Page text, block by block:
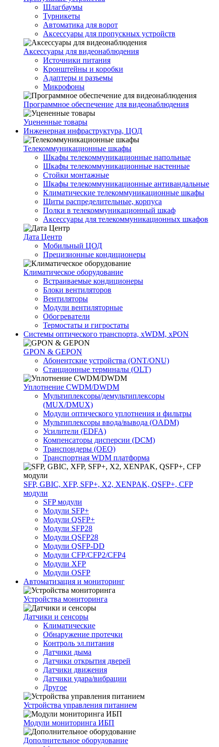
Шлагбаумы
Турникеты
Автоматика для ворот
Аксессуары для пропускных устройств
Аксессуары для видеонаблюдения
Источники питания
Кронштейны и коробки
Адаптеры и разъемы
Микрофоны
Программное обеспечение для видеонаблюдения
Уцененные товары
Инженерная инфраструктура, ЦОД
Телекоммуникационные шкафы
Шкафы телекоммуникационные напольные
Шкафы телекоммуникационные настенные
Стойки монтажные
Шкафы телекоммуникационные антивандальные
Климатические телекоммуникационные шкафы
Щиты распределительные, корпуса
Полки в телекоммуникационный шкаф
Аксессуары для телекоммуникационных шкафов
Дата Центр
Мобильный ЦОД
Прецизионные кондиционеры
Климатичeское оборудование
Встраиваемые кондиционеры
Блоки вентиляторов
Вентиляторы
Модули вентиляторные
Обогреватели
Термостаты и гигростаты
Системы оптического транспорта, xWDM, xPON
GPON & GEPON
Абонентские устройства (ONT/ONU)
Станционные терминалы (OLT)
Уплотнение CWDM/DWDM
Мультиплексоры/демультиплексоры
(MUX/DMUX)
Модули оптического уплотнения и фильтры
Мультиплексоры ввода/вывода (OADM)
Усилители (EDFA)
Компенсаторы дисперсии (DCM)
Транспондеры (OEO)
Транспортная WDM платформа
SFP, GBIC, XFP, SFP+, X2, XENPAK, QSFP+, CFP
модули
SFP модули
Модули SFP+
Модули QSFP+
Модули SFP28
Модули QSFP28
Модули QSFP-DD
Модули CFP/CFP2/CFP4
Модули XFP
Модули OSFP
Автоматизация и мониторинг
Устройства мониторинга
Датчики и сенсоры
Климатические
Обнаружение протечки
Контроль эл.питания
Датчики дыма
Датчики открытия дверей
Датчики движения
Датчики удара/вибрации
Другое
Устройства управления питанием
Модули мониторинга ИБП
Дополнительное оборудование